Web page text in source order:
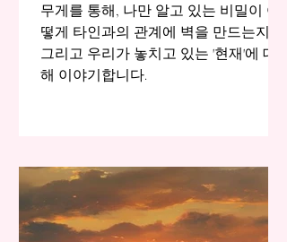
무게를 통해, 나만 알고 있는 비밀이 어
떻게 타인과의 관계에 벽을 만드는지,
그리고 우리가 놓치고 있는 '현재'에 대
해 이야기합니다.